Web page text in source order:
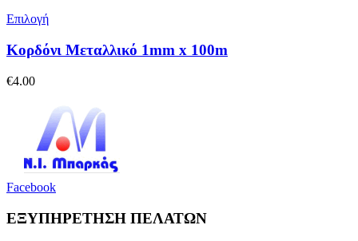
Επιλογή
Κορδόνι Μεταλλικό 1mm x 100m
€4.00
Facebook
ΕΞΥΠΗΡΕΤΗΣΗ ΠΕΛΑΤΩΝ